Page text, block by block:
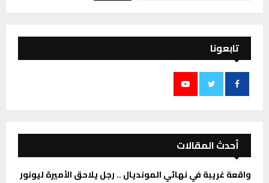
تابعونا
أحدث المقالات
واقعة غريبة في نهائي المونديال .. رجل يلاحق الأميرة ليونور